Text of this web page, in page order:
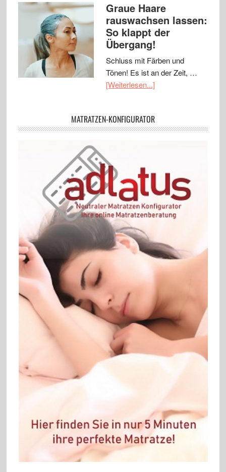
Graue Haare
rauswachsen lassen:
So klappt der
Übergang!
Schluss mit Färben und
Tönen! Es ist an der Zeit, …
[Weiterlesen...]
MATRATZEN-KONFIGURATOR